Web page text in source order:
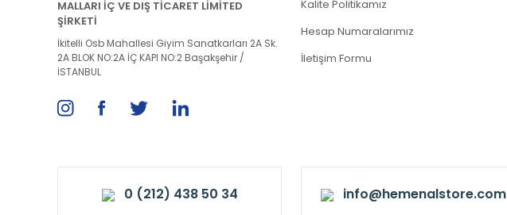
MALLARI İÇ VE DIŞ TİCARET LİMİTED
ŞİRKETİ
İkitelli Osb Mahallesi Giyim Sanatkarları 2A Sk.
2A BLOK NO:2A İÇ KAPI NO:2 Başakşehir /
İSTANBUL
Kalite Politikamız
Hesap Numaralarımız
İletişim Formu
0 (212) 438 50 34 info@hemenalstore.com